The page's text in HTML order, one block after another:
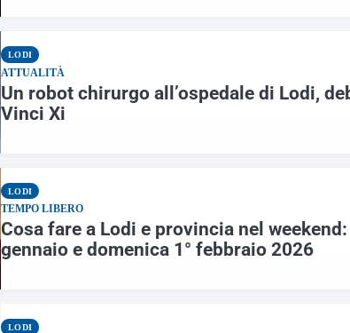
LODI
ATTUALITÀ
Un robot chirurgo all’ospedale di Lodi,
Vinci Xi
LODI
TEMPO LIBERO
Cosa fare a Lodi e provincia nel
gennaio e domenica 1° febbraio 2026
LODI